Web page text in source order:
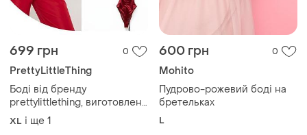
Боді від бренду
prettylittlething, виготовлене
з червоного атласу з
прозорими вставками з
сітки та дротяним
каркасом.